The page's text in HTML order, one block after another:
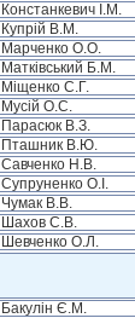
Констанкевич І.М.
Купрій В.М.
Марченко О.О.
Матківський Б.М.
Міщенко С.Г.
Мусій О.С.
Парасюк В.З.
Пташник В.Ю.
Савченко Н.В.
Супруненко О.І.
Чумак В.В.
Шахов С.В.
Шевченко О.Л.
Бакулін Є.М.